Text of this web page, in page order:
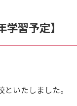
習予定】
いたしました。